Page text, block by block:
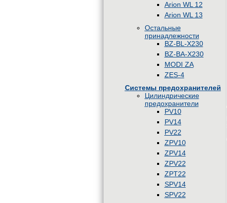
Arion WL 12
Arion WL 13
Остальные
принадлежности
BZ-BL-X230
BZ-BA-X230
MODI ZA
ZES-4
Системы предохранителей
Цилиндрические
предохранители
PV10
PV14
PV22
ZPV10
ZPV14
ZPV22
ZPT22
SPV14
SPV22